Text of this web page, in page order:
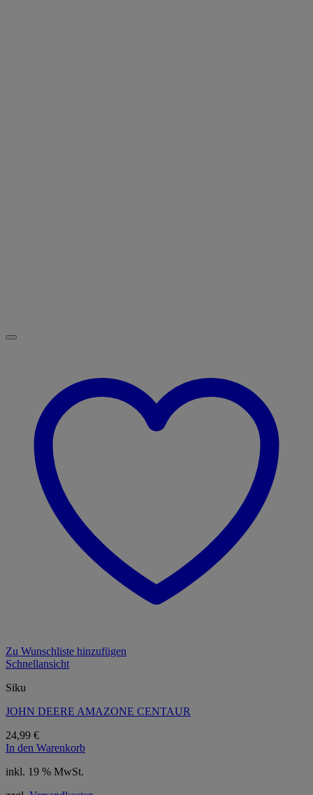
Zu Wunschliste hinzufügen
Schnellansicht
Siku
JOHN DEERE AMAZONE CENTAUR
24,99 €
In den Warenkorb
inkl. 19 % MwSt.